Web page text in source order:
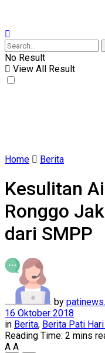
No Result
View All Result
Home Berita
Kesulitan
Ronggo
dari SMPP
by
16 Oktober 2018
in Berita, Berita Pati
Reading Time: 2 mins
A A